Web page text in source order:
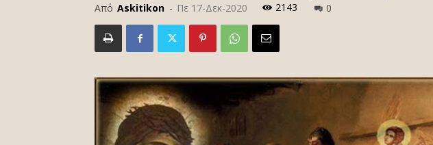
Από Askitikon - Πε 17-Δεκ-2020 2143 0